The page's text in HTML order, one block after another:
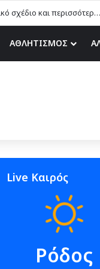
Η. Καραβόλιας στον topfm: «Το ερασιτεχνικό ποδόσφαιρο χρειάζεται στρατηγικό σχέδιο και περισσότερες ευκαιρίες για τα δικά μας παιδιά» (ηχητικό)
ΑΘΛΗΤΙΣΜΟΣ
Live Καιρός
Ρόδος